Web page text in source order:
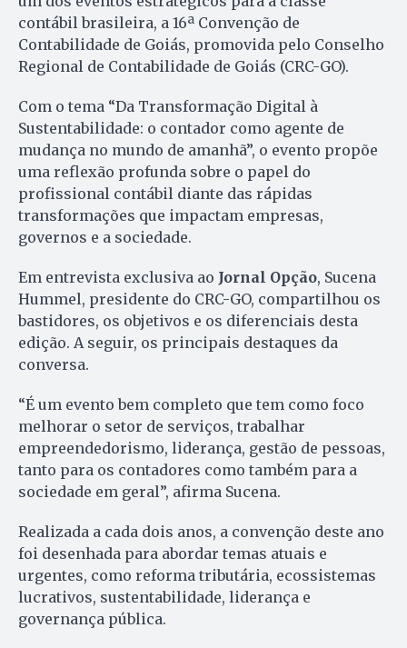
contábil brasileira, a 16ª Convenção de
Contabilidade de Goiás, promovida pelo Conselho
Regional de Contabilidade de Goiás (CRC-GO).
Com o tema “Da Transformação Digital à
Sustentabilidade: o contador como agente de
mudança no mundo de amanhã”, o evento propõe
uma reflexão profunda sobre o papel do
profissional contábil diante das rápidas
transformações que impactam empresas,
governos e a sociedade.
Em entrevista exclusiva ao Jornal Opção, Sucena
Hummel, presidente do CRC-GO, compartilhou os
bastidores, os objetivos e os diferenciais desta
edição. A seguir, os principais destaques da
conversa.
“É um evento bem completo que tem como foco
melhorar o setor de serviços, trabalhar
empreendedorismo, liderança, gestão de pessoas,
tanto para os contadores como também para a
sociedade em geral”, afirma Sucena.
Realizada a cada dois anos, a convenção deste ano
foi desenhada para abordar temas atuais e
urgentes, como reforma tributária, ecossistemas
lucrativos, sustentabilidade, liderança e
governança pública.